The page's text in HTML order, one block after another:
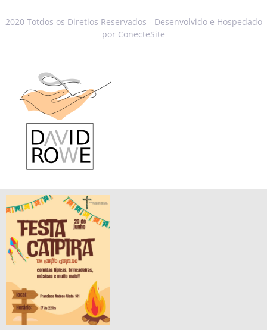
2020 Totdos os Diretios Reservados - Desenvolvido e Hospedado
por ConecteSite